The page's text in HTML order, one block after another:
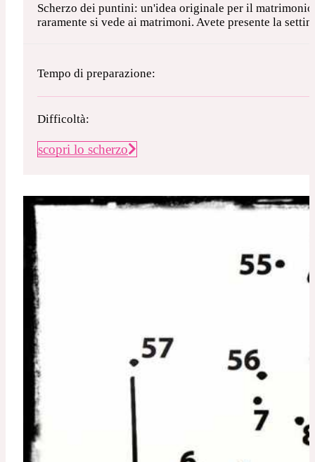
Scherzo dei puntini: un'idea originale per il
raramente si vede ai matrimoni. Avete presente la
Tempo di preparazione:
Difficoltà:
scopri lo scherzo